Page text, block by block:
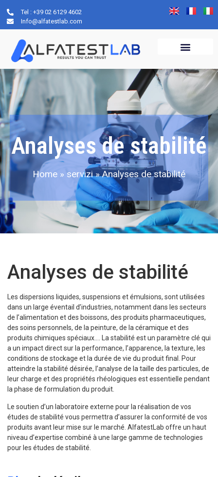
Tel : +39 02 6129 4602
Info@alfatestlab.com
Analyses de stabilité
Home » servizi»Analyses de stabilité
Analyses de stabilité
Les dispersions liquides, suspensions et émulsions, sont utilisées
dans un large éventail d’industries, notamment dans les secteurs
de l’alimentation et des boissons, des produits pharmaceutiques,
des soins personnels, de la peinture, de la céramique et des
produits chimiques spéciaux…. La stabilité est un paramètre clé qui
a un impact direct sur la performance, l’apparence, la texture, les
conditions de stockage et la durée de vie du produit final. Pour
atteindre la stabilité désirée, l’analyse de la taille des particules, de
leur charge et des propriétés rhéologiques est essentielle pendant
la phase de formulation du produit.
Le soutien d’un laboratoire externe pour la réalisation de vos
études de stabilité vous permettra d’assurer la conformité de vos
produits avant leur mise sur le marché. AlfatestLab offre un haut
niveau d’expertise combiné à une large gamme de technologies
pour les études de stabilité.